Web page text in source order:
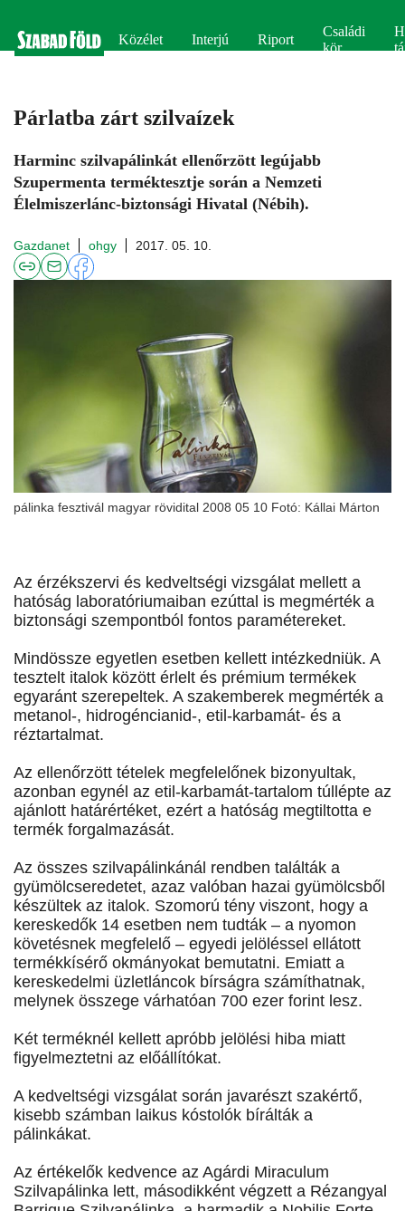
Közélet Interjú Riport
Családi
kör
Párlatba zárt szilvaízek
Harminc szilvapálinkát ellenőrzött legújabb
Szupermenta terméktesztje során a Nemzeti
Élelmiszerlánc-biztonsági Hivatal (Nébih).
Gazdanet ohgy 2017. 05. 10.
pálinka fesztivál magyar rövidital 2008 05 10 Fotó: Kállai Márton
Az érzékszervi és kedveltségi vizsgálat mellett a
hatóság laboratóriumaiban ezúttal is megmérték a
biztonsági szempontból fontos paramétereket.
Mindössze egyetlen esetben kellett intézkedniük. A
tesztelt italok között érlelt és prémium termékek
egyaránt szerepeltek. A szakemberek megmérték a
metanol-, hidrogéncianid-, etil-karbamát- és a
réztartalmat.
Az ellenőrzött tételek megfelelőnek bizonyultak,
azonban egynél az etil-karbamát-tartalom túllépte az
ajánlott határértéket, ezért a hatóság megtiltotta e
termék forgalmazását.
Az összes szilvapálinkánál rendben találták a
gyümölcseredetet, azaz valóban hazai gyümölcsből
készültek az italok. Szomorú tény viszont, hogy a
kereskedők 14 esetben nem tudták – a nyomon
követésnek megfelelő – egyedi jelöléssel ellátott
termékkísérő okmányokat bemutatni. Emiatt a
kereskedelmi üzletláncok bírságra számíthatnak,
melynek összege várhatóan 700 ezer forint lesz.
Két terméknél kellett apróbb jelölési hiba miatt
figyelmeztetni az előállítókat.
A kedveltségi vizsgálat során javarészt szakértő,
kisebb számban laikus kóstolók bírálták a
pálinkákat.
Az értékelők kedvence az Agárdi Miraculum
Szilvapálinka lett, másodikként végzett a Rézangyal